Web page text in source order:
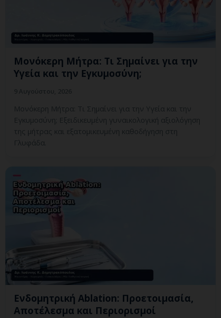
Μονόκερη Μήτρα: Τι Σημαίνει για την
Υγεία και την Εγκυμοσύνη;
Μονόκερη Μήτρα: Τι Σημαίνει για την Υγεία και την
Εγκυμοσύνη; Εξειδικευμένη γυναικολογική αξιολόγηση
της μήτρας και εξατομικευμένη καθοδήγηση στη
Γλυφάδα.
Ενδομητρική Ablation: Προετοιμασία,
Αποτέλεσμα και Περιορισμοί